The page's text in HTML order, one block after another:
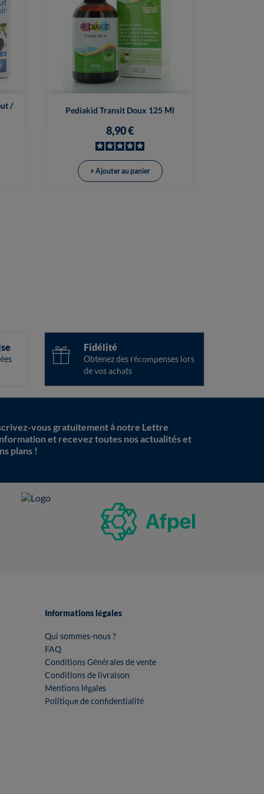
/
Pediakid Transit Doux 125 Ml
8,90 €
 Vue rapide
+ Ajouter au panier
Fidélité
Obtenez des récompenses lors
de vos achats
vous gratuitement à notre Lettre
et recevez toutes nos actualités et
plans !
Informations légales
Qui sommes-nous ?
FAQ
Conditions Générales de vente
Conditions de livraison
Mentions légales
Politique de confidentialité